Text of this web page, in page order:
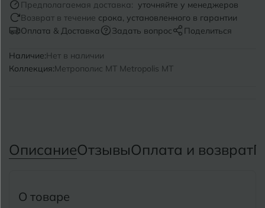
Предполагаемая доставка: уточняйте у менеджеров
Возврат в течение срока, установленного в гарантии
Оплата & Доставка
Задать вопрос Поделиться
Наличие:Нет в наличии
Коллекция:Метрополис MT Metropolis MT
ОписаниеОтзывыОплата и возврат
О товаре
Г Геленджик
Екатеринбург
Иваново
Сыктывкар
Т
Тимашевск